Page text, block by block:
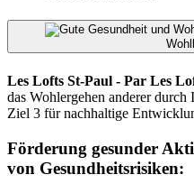
Les Lofts St-Paul - Par Les
das Wohlergehen anderer
Ziel 3 für nachhaltige
Förderung gesunder
von Gesundheitsrisiken: